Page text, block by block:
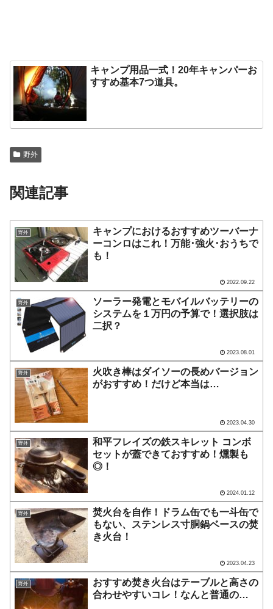
キャンプ用品一式！20年キャンパーお
すすめ基本7つ道具。
野外
関連記事
野外
キャンプにおけるおすすめツーバーナ
ーコンロはこれ！万能･強火･おうちで
も！
2022.09.22
野外
ソーラー発電とモバイルバッテリーの
システムを１万円の予算で！選択肢は
二択？
2023.08.01
野外
火吹き棒はダイソーの長めバージョン
がおすすめ！だけど本当は…
2023.04.30
野外
和平フレイズの鉄スキレット コンボ
セットが蓋できておすすめ！燻製も
◎！
2024.01.12
野外
焚火台を自作！ドラム缶でも一斗缶で
もない、ステンレス寸胴鍋ベースの焚
き火台！
2023.04.23
野外
おすすめ焚き火台はテーブルと高さの
合わせやすいコレ！なんと普通の…